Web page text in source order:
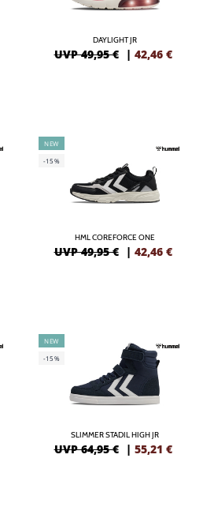
DAYLIGHT JR
UVP 49,95 € | 42,46 €
NEW
-15%
HML COREFORCE ONE
UVP 49,95 € | 42,46 €
NEW
-15%
SLIMMER STADIL HIGH JR
UVP 64,95 € | 55,21 €